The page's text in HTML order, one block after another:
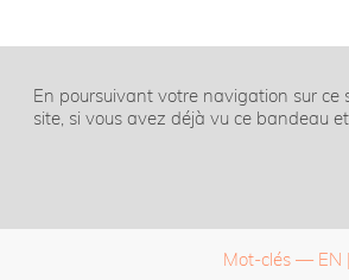
En poursuivant votre navigation sur ce
site, si vous avez déjà vu ce bandeau
Mot-clés — EN